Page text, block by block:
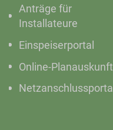
Anträge für
Installateure
Einspeiserportal
Online-Planauskunft
Netzanschlussportal